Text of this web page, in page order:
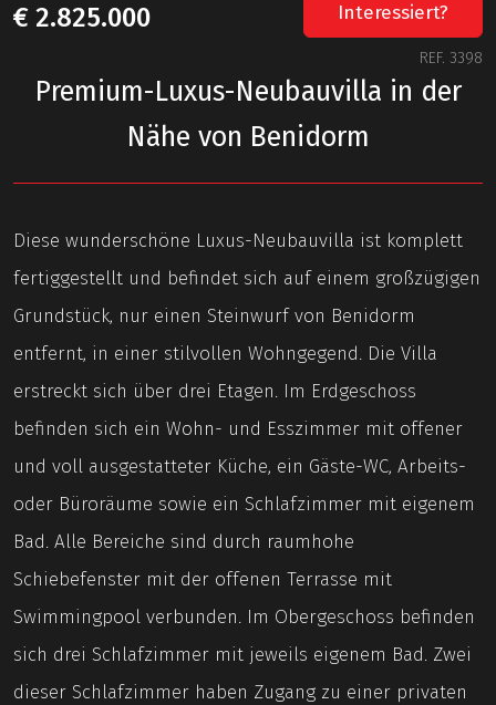
€ 2.825.000
REF. 3398
Interessiert?
Premium-Luxus-Neubauvilla in der
Nähe von Benidorm
Diese wunderschöne Luxus-Neubauvilla ist komplett
fertiggestellt und befindet sich auf einem großzügigen
Grundstück, nur einen Steinwurf von Benidorm
entfernt, in einer stilvollen Wohngegend. Die Villa
erstreckt sich über drei Etagen. Im Erdgeschoss
befinden sich ein Wohn- und Esszimmer mit offener
und voll ausgestatteter Küche, ein Gäste-WC, Arbeits-
oder Büroräume sowie ein Schlafzimmer mit eigenem
Bad. Alle Bereiche sind durch raumhohe
Schiebefenster mit der offenen Terrasse mit
Swimmingpool verbunden. Im Obergeschoss befinden
sich drei Schlafzimmer mit jeweils eigenem Bad. Zwei
dieser Schlafzimmer haben Zugang zu einer privaten